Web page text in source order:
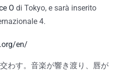
O di Tokyo, e sarà inserito
4.
en/
わす。音楽が響き渡り、唇が